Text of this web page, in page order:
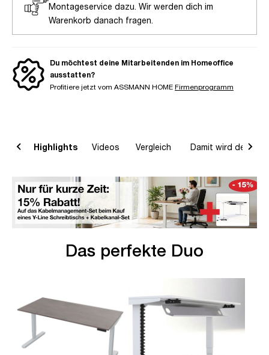
Montageservice dazu. Wir werden dich im
Warenkorb danach fragen.
Du möchtest deine Mitarbeitenden im Homeoffice
ausstatten?
Profitiere jetzt vom ASSMANN HOME Firmenprogramm
Highlights Videos Vergleich Damit wird dein
Das perfekte Duo